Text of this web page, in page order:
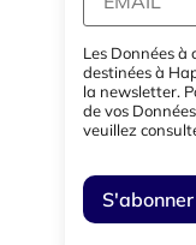
Les Données à
destinées à
la newsletter.
de vos
veuillez